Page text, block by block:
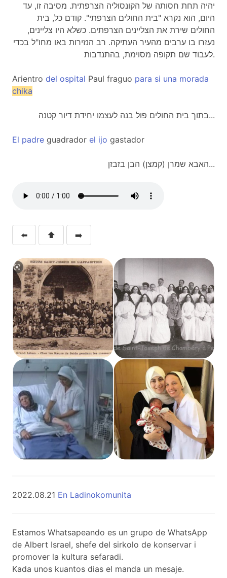
יהיה תחת חסותה של הקונסוליה הצרפתית. מסיבה זו, עד
היום, הוא נקרא "בית החולים הצרפתי". קודם כל, בית
החולים שירת את הצליינים הצרפתים. כשלא היו צליינים,
נעזרו בו ערבים מהעיר העתיקה. רב הנזירות באו מחו"ל בכדי
לעבוד שם תקופה מסוימת, בהתנדבות.
Arientro del ospital Paul fraguo para si una morada
chika
בתוך בית החולים פול בנה לעצמו יחידת דיור קטנה...
El padre guadrador el ijo gastador
האבא שמרן (קמצן) הבן בזבזן...
⬅️ ⬆️ ➡️
2022.08.21 En Ladinokomunita
Estamos Whatsapeando es un grupo de WhatsApp
de Albert Israel, shefe del sirkolo de konservar i
promover la kultura sefaradi.
Kada unos kuantos dias el manda un mesaje.